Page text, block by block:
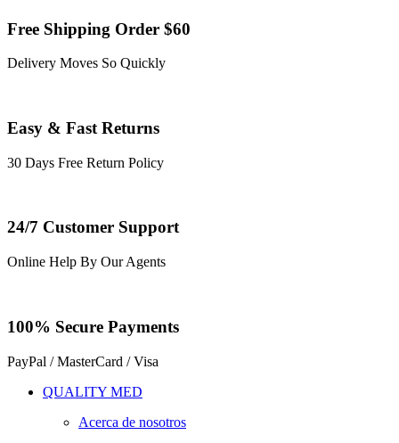
Free Shipping Order $60
Delivery Moves So Quickly
Easy & Fast Returns
30 Days Free Return Policy
24/7 Customer Support
Online Help By Our Agents
100% Secure Payments
PayPal / MasterCard / Visa
QUALITY MED
Acerca de nosotros